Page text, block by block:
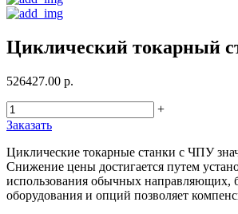
Циклический токарный
526427.00 р.
+
Заказать
Циклические токарные станки с ЧПУ
Снижение цены достигается путем
использования обычных направляющих,
оборудования и опций позволяет